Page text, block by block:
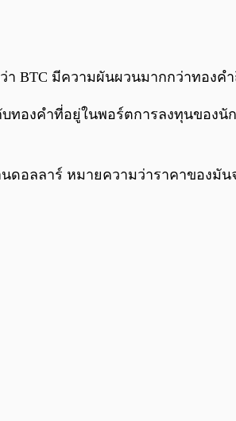
า BTC มีความผันผวนมากกว่าทองคำ
บทองคำที่อยู่ในพอร์ตการลงทุนของ
อลลาร์ หมายความว่าราคาของมัน